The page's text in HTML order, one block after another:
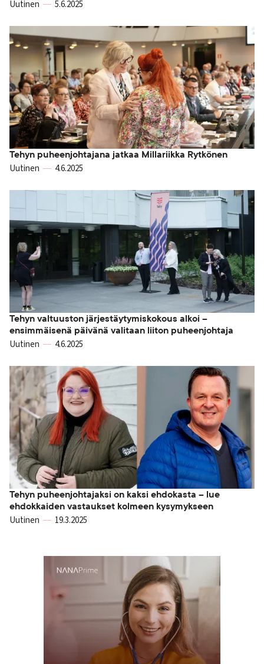
Uutinen 5.6.2025
Tehyn puheenjohtajana jatkaa Millariikka Rytkönen
Uutinen 4.6.2025
Tehyn valtuuston järjestäytymiskokous alkoi –
ensimmäisenä päivänä valitaan liiton puheenjohtaja
Uutinen 4.6.2025
Tehyn puheenjohtajaksi on kaksi ehdokasta – lue
ehdokkaiden vastaukset kolmeen kysymykseen
Uutinen 19.3.2025